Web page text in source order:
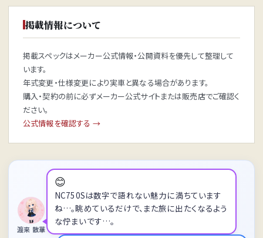
掲載情報について
掲載スペックはメーカー公式情報・公開資料を優先して整理して
います。
年式変更・仕様変更により実車と異なる場合があります。
購入・契約の前に必ずメーカー公式サイトまたは販売店でご確認く
ださい。
公式情報を確認する →
渡来 散華
😊
NC750Sは数字で語れない魅力に満ちています
ね…。眺めているだけで、また旅に出たくなるよう
な佇まいです…。